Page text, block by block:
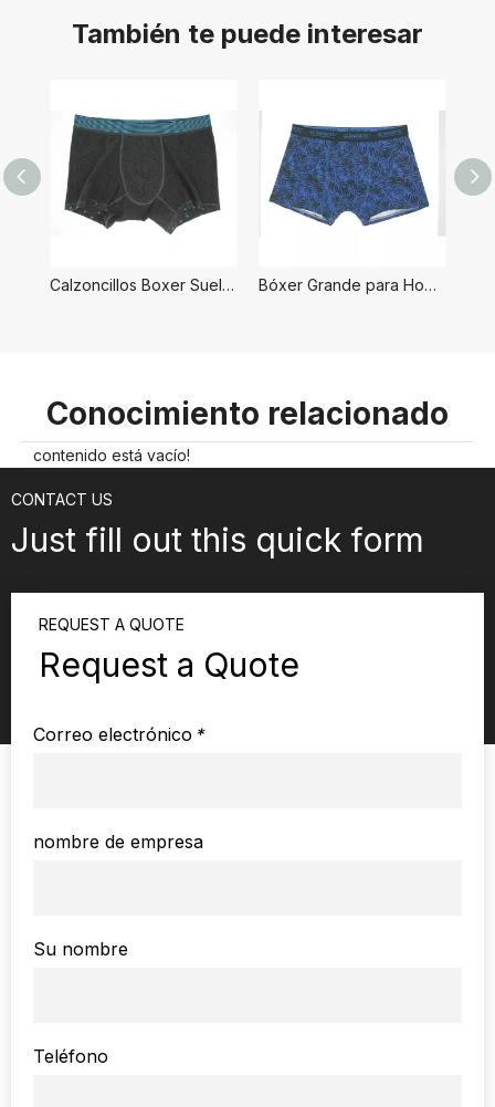
También te puede interesar
Calzoncillos Boxer Sueltos para Hombre Bóxer Grande para Hombre
Conocimiento relacionado
contenido está vacío!
CONTACT US
Just fill out this quick form
REQUEST A QUOTE
Request a Quote
*
Correo electrónico
nombre de empresa
Su nombre
Teléfono